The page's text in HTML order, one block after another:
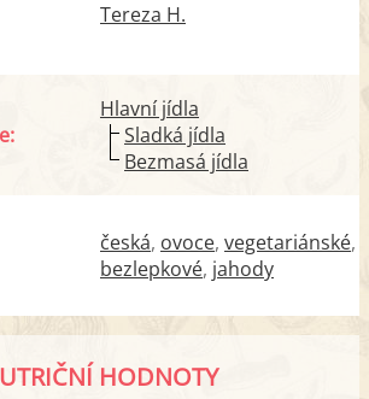
Tereza H.
Hlavní jídla
Sladká jídla
Bezmasá jídla
česká ovoce vegetariánské
bezlepkové jahody
HODNOTY